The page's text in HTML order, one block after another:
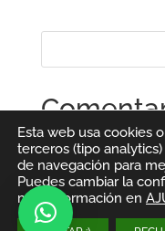
Diseñado por
Esta web usa cookies
terceros (tipo
de navegación para
Puedes cambiar la
más información en